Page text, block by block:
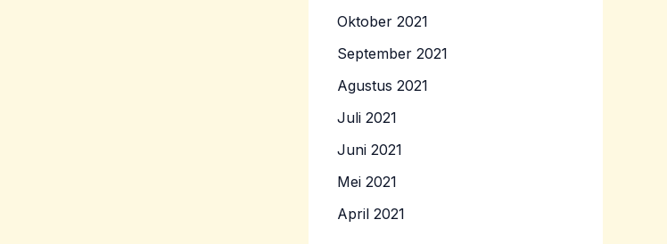
Oktober 2021
September 2021
Agustus 2021
Juli 2021
Juni 2021
Mei 2021
April 2021